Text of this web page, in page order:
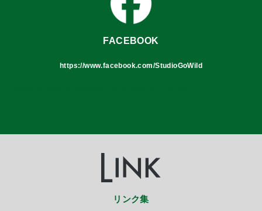
FACEBOOK
https://www.facebook.com/StudioGoWild
リンク集